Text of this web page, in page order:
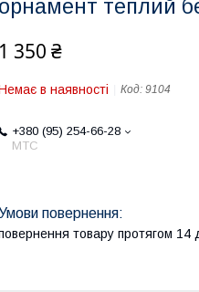
орнамент теплий
1 350 ₴
в наявності Код: 9104
+380 (95) 254-66-28
МТС
товару протягом 14